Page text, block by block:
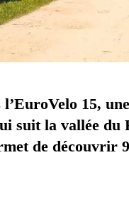
15,
suit la vallée du
de découvrir